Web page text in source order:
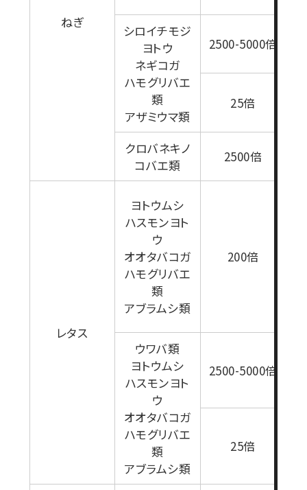
ねぎ
シロイチモジ
ヨトウ
ネギコガ
ハモグリバエ
類
アザミウマ類
2500-5000倍
25倍
クロバネキノ
コバエ類
2500倍
レタス
ヨトウムシ
ハスモンヨト
ウ
オオタバコガ
ハモグリバエ
類
アブラムシ類
200倍
ウワバ類
ヨトウムシ
ハスモンヨト
ウ
オオタバコガ
ハモグリバエ
類
アブラムシ類
2500-5000倍
25倍